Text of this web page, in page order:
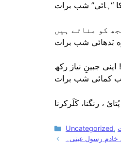
“ہائی” شب برات
کو مناتے ہیں
بَدهائی شب برات
جبینِ نیاز رکھ
کمائی شب برات
، رنگنا، کَلَرکرنا
Categories
Uncategorized,
رسول عینی۔